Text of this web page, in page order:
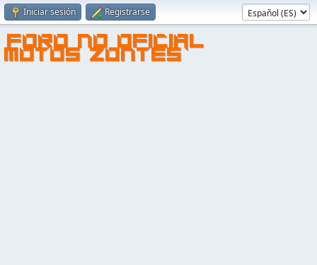
Iniciar sesión Registrarse
FORO NO OFICIAL
MOTOS ZONTES